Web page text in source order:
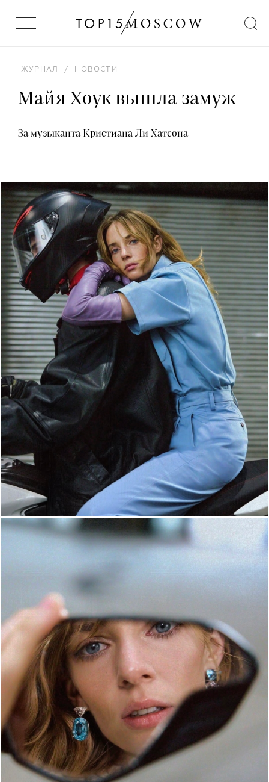
ЖУРНАЛ / НОВОСТИ
Майя Хоук вышла замуж
За музыканта Кристиана Ли Хатсона